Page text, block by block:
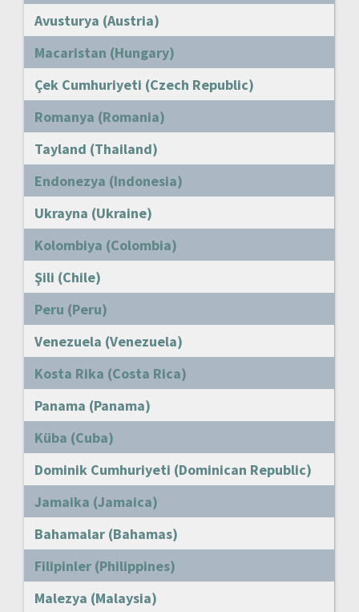
Avusturya (Austria)
Macaristan (Hungary)
Çek Cumhuriyeti (Czech Republic)
Romanya (Romania)
Tayland (Thailand)
Endonezya (Indonesia)
Ukrayna (Ukraine)
Kolombiya (Colombia)
Şili (Chile)
Peru (Peru)
Venezuela (Venezuela)
Kosta Rika (Costa Rica)
Panama (Panama)
Küba (Cuba)
Dominik Cumhuriyeti (Dominican Republic)
Jamaika (Jamaica)
Bahamalar (Bahamas)
Filipinler (Philippines)
Malezya (Malaysia)